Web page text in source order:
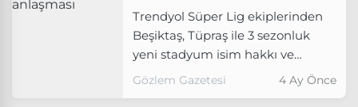
Trendyol Süper Lig ekiplerinden
Beşiktaş, Tüpraş ile 3 sezonluk
yeni stadyum isim hakkı ve
reklam sponsorluk anlaşması
Gözlem Gazetesi 4 Ay Önce